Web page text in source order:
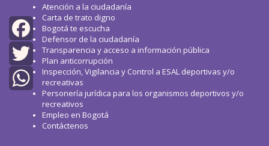
Facebook
Twitter
WhatsApp
Atención a la ciudadanía
Carta de trato digno
Bogotá te escucha
Defensor de la ciudadanía
Transparencia y acceso a información pública
Plan anticorrupción
Inspección, Vigilancia y Control a ESAL deportivas y/o
recreativas
Personería jurídica para los organismos deportivos y/o
recreativos
Empleo en Bogotá
Contáctenos